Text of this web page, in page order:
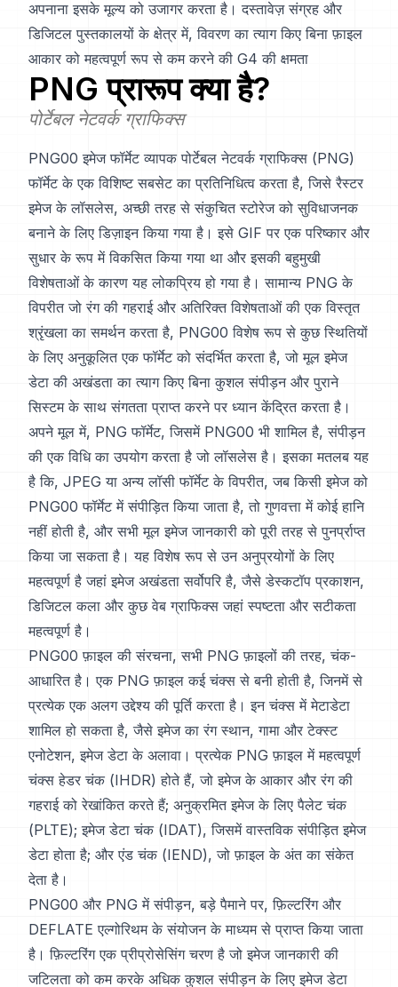
अपनाना इसके मूल्य को उजागर करता है। दस्तावेज़ संग्रह और
डिजिटल पुस्तकालयों के क्षेत्र में, विवरण का त्याग किए बिना फ़ाइल
आकार को महत्वपूर्ण रूप से कम करने की G4 की क्षमता
PNG प्रारूप क्या है?
पोर्टेबल नेटवर्क ग्राफिक्स
PNG00 इमेज फॉर्मेट व्यापक पोर्टेबल नेटवर्क ग्राफिक्स (PNG)
फॉर्मेट के एक विशिष्ट सबसेट का प्रतिनिधित्व करता है, जिसे रैस्टर
इमेज के लॉसलेस, अच्छी तरह से संकुचित स्टोरेज को सुविधाजनक
बनाने के लिए डिज़ाइन किया गया है। इसे GIF पर एक परिष्कार और
सुधार के रूप में विकसित किया गया था और इसकी बहुमुखी
विशेषताओं के कारण यह लोकप्रिय हो गया है। सामान्य PNG के
विपरीत जो रंग की गहराई और अतिरिक्त विशेषताओं की एक विस्तृत
श्रृंखला का समर्थन करता है, PNG00 विशेष रूप से कुछ स्थितियों
के लिए अनुकूलित एक फॉर्मेट को संदर्भित करता है, जो मूल इमेज
डेटा की अखंडता का त्याग किए बिना कुशल संपीड़न और पुराने
सिस्टम के साथ संगतता प्राप्त करने पर ध्यान केंद्रित करता है।
अपने मूल में, PNG फॉर्मेट, जिसमें PNG00 भी शामिल है, संपीड़न
की एक विधि का उपयोग करता है जो लॉसलेस है। इसका मतलब यह
है कि, JPEG या अन्य लॉसी फॉर्मेट के विपरीत, जब किसी इमेज को
PNG00 फॉर्मेट में संपीड़ित किया जाता है, तो गुणवत्ता में कोई हानि
नहीं होती है, और सभी मूल इमेज जानकारी को पूरी तरह से पुनर्प्राप्त
किया जा सकता है। यह विशेष रूप से उन अनुप्रयोगों के लिए
महत्वपूर्ण है जहां इमेज अखंडता सर्वोपरि है, जैसे डेस्कटॉप प्रकाशन,
डिजिटल कला और कुछ वेब ग्राफिक्स जहां स्पष्टता और सटीकता
महत्वपूर्ण है।
PNG00 फ़ाइल की संरचना, सभी PNG फ़ाइलों की तरह, चंक-
आधारित है। एक PNG फ़ाइल कई चंक्स से बनी होती है, जिनमें से
प्रत्येक एक अलग उद्देश्य की पूर्ति करता है। इन चंक्स में मेटाडेटा
शामिल हो सकता है, जैसे इमेज का रंग स्थान, गामा और टेक्स्ट
एनोटेशन, इमेज डेटा के अलावा। प्रत्येक PNG फ़ाइल में महत्वपूर्ण
चंक्स हेडर चंक (IHDR) होते हैं, जो इमेज के आकार और रंग की
गहराई को रेखांकित करते हैं; अनुक्रमित इमेज के लिए पैलेट चंक
(PLTE); इमेज डेटा चंक (IDAT), जिसमें वास्तविक संपीड़ित इमेज
डेटा होता है; और एंड चंक (IEND), जो फ़ाइल के अंत का संकेत
देता है।
PNG00 और PNG में संपीड़न, बड़े पैमाने पर, फ़िल्टरिंग और
DEFLATE एल्गोरिथम के संयोजन के माध्यम से प्राप्त किया जाता
है। फ़िल्टरिंग एक प्रीप्रोसेसिंग चरण है जो इमेज जानकारी की
जटिलता को कम करके अधिक कुशल संपीड़न के लिए इमेज डेटा